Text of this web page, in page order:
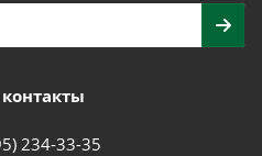
234-33-35